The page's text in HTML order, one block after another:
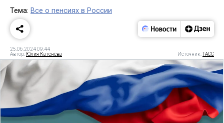
Тема: Все о пенсиях в России
25.06.2024 09:44
Автор: Юлия Катенёва Источник:ТАСС